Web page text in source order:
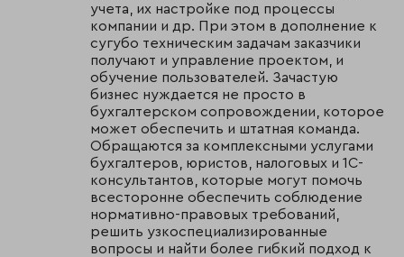
учета, их настройке под процессы
компании и др. При этом в дополнение к
сугубо техническим задачам заказчики
получают и управление проектом, и
обучение пользователей. Зачастую
бизнес нуждается не просто в
бухгалтерском сопровождении, которое
может обеспечить и штатная команда.
Обращаются за комплексными услугами
бухгалтеров, юристов, налоговых и 1С-
консультантов, которые могут помочь
всесторонне обеспечить соблюдение
нормативно-правовых требований,
решить узкоспециализированные
вопросы и найти более гибкий подход к